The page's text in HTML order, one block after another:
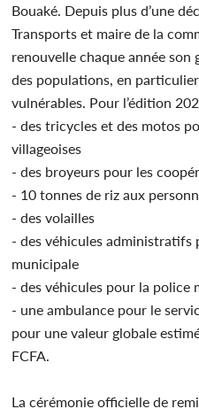
Bouaké. Depuis plus d’une
Transports et maire de la
renouvelle chaque année son
des populations, en
vulnérables. Pour l’édition
- des tricycles et des motos
villageoises
- ⁠des broyeurs pour les
- ⁠10 tonnes de riz aux
- ⁠des volailles
- ⁠des véhicules administratifs
municipale
- ⁠des véhicules pour la police
- ⁠une ambulance pour le
pour une valeur globale
FCFA.
La cérémonie officielle de